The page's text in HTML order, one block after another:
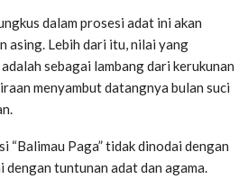
dalam prosesi adat ini akan
asing. Lebih dari itu, nilai yang
sebagai lambang dari kerukunan
menyambut datangnya bulan suci
“Balimau Paga” tidak dinodai dengan
dengan tuntunan adat dan agama.